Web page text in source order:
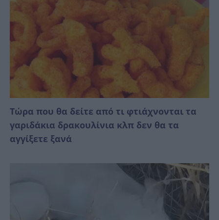
Τώρα που θα δείτε από τι φτιάχνονται τα
γαριδάκια δρακουλίνια κλπ δεν θα τα
αγγίξετε ξανά